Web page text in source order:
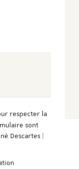
respecter la
sont
Descartes |